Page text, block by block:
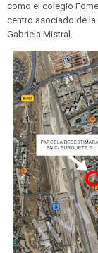
como el colegio
centro asociado de la
Gabriela Mistral.